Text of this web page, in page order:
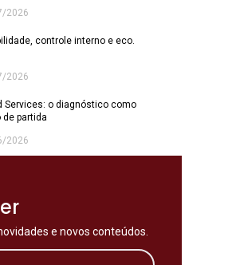
2026
controle interno e eco.
2026
Services: o diagnóstico como
de partida
2026
e novos conteúdos.